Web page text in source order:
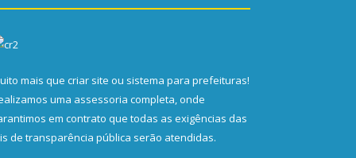
mais que criar site ou sistema para prefeituras!
uma assessoria completa, onde
em contrato que todas as exigências das
de transparência pública serão atendidas.